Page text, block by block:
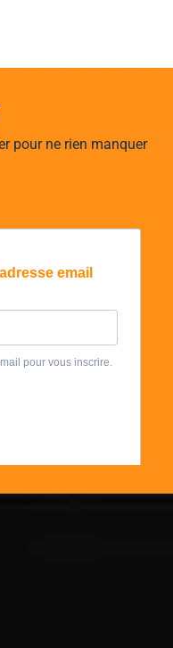
pour ne rien manquer